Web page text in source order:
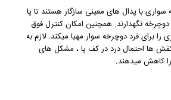
با پدال های معینی سازگار هستند تا پا
نگهدارند. همچنین امکان کنترل فوق
را برای فرد دوچرخه سوار مهیا میکند. لازم به
ها احتمال درد در کف پا ، مشکل های
کاهش میدهند.